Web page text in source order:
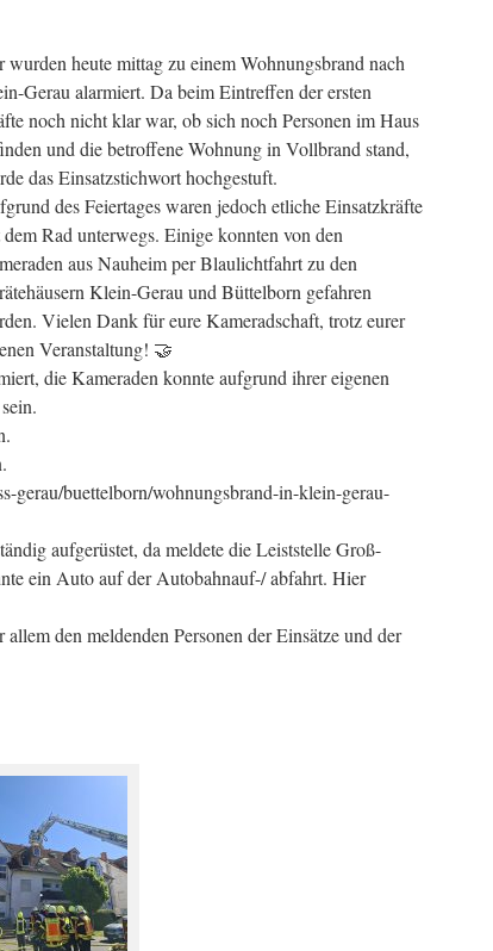
wurden heute mittag zu einem Wohnungsbrand nach
Gerau alarmiert. Da beim Eintreffen der ersten
noch nicht klar war, ob sich noch Personen im Haus
und die betroffene Wohnung in Vollbrand stand,
das Einsatzstichwort hochgestuft.
des Feiertages waren jedoch etliche Einsatzkräfte
Rad unterwegs. Einige konnten von den
aus Nauheim per Blaulichtfahrt zu den
Klein-Gerau und Büttelborn gefahren
Vielen Dank für eure Kameradschaft, trotz eurer
Veranstaltung! 🤝
die Kameraden konnte aufgrund ihrer eigenen
gerau/buettelborn/wohnungsbrand-in-klein-gerau-
aufgerüstet, da meldete die Leiststelle Groß-
ein Auto auf der Autobahnauf-/ abfahrt. Hier
den meldenden Personen der Einsätze und der